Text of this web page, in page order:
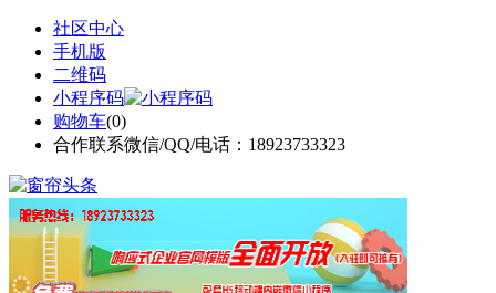
社区中心
手机版
二维码
小程序码
购物车(0)
合作联系微信/QQ/电话：18923733323